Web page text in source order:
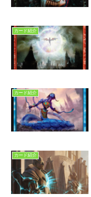
カード紹介
カード紹介
カード紹介